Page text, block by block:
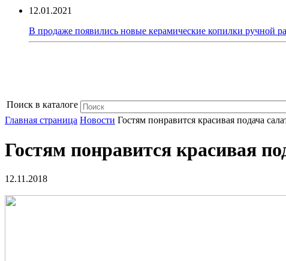
12.01.2021
В продаже появились новые керамические копилки ручной
Поиск в каталоге
Главная страница Новости Гостям понравится красивая подача
Гостям понравится красивая
12.11.2018